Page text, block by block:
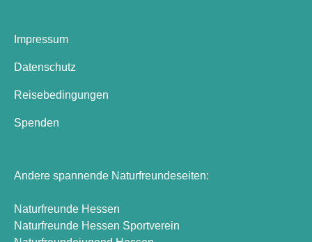
Impressum
Datenschutz
Reisebedingungen
Spenden
Andere spannende Naturfreundeseiten:
Naturfreunde Hessen
Naturfreunde Hessen Sportverein